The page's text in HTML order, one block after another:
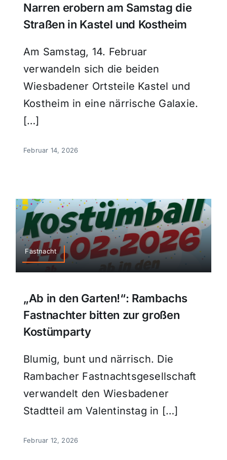
Narren erobern am Samstag die
Straßen in Kastel und Kostheim
Am Samstag, 14. Februar
verwandeln sich die beiden
Wiesbadener Ortsteile Kastel und
Kostheim in eine närrische Galaxie.
[…]
Februar 14, 2026
Fastnacht
„Ab in den Garten!“: Rambachs
Fastnachter bitten zur großen
Kostümparty
Blumig, bunt und närrisch. Die
Rambacher Fastnachtsgesellschaft
verwandelt den Wiesbadener
Stadtteil am Valentinstag in […]
Februar 12, 2026